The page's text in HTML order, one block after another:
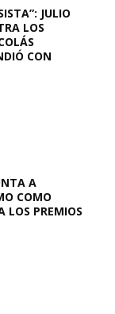
JULIO
LOS
CON
A
COMO
LOS PREMIOS